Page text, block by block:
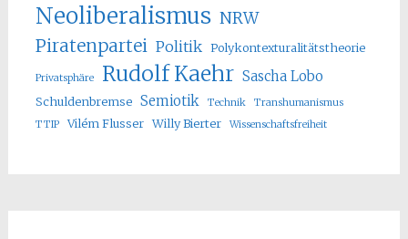
Neoliberalismus NRW
Piratenpartei Politik Polykontexturalitätstheorie
Privatsphäre Rudolf Kaehr Sascha Lobo
Schuldenbremse Semiotik Technik
Transhumanismus
TTIP
Vilém Flusser Willy Bierter Wissenschaftsfreiheit